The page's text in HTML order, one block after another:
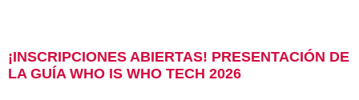
¡INSCRIPCIONES ABIERTAS! PRESENTACIÓN DE
LA GUÍA WHO IS WHO TECH 2026